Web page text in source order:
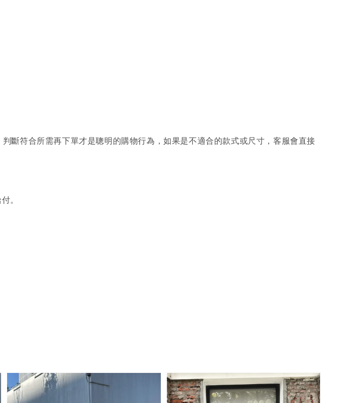
斷符合所需再下單才是聰明的購物行為，如果是不適合的款式或尺寸，客服會直接
。